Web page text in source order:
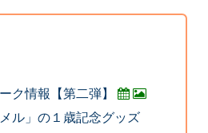
ク情報【第二弾】
ル」の１歳記念グッズ